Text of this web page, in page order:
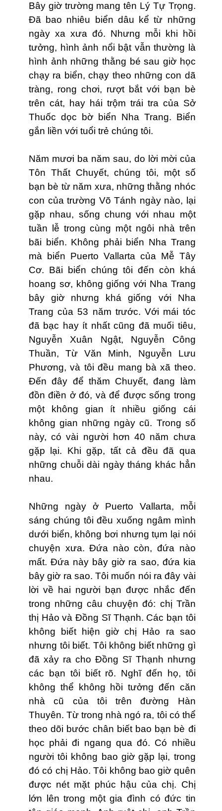
Bây giờ trường mang tên Lý Tự Trọng.
Ðã bao nhiêu biển dâu kể từ những
ngày xa xưa đó. Nhưng mỗi khi hồi
tưởng, hình ảnh nổi bật vẫn thường là
hình ảnh những thằng bé sau giờ học
chạy ra biển, chạy theo những con dã
tràng, rong chơi, rượt bắt với bạn bè
trên cát, hay hái trộm trái tra của Sở
Thuốc dọc bờ biển Nha Trang. Biển
gắn liền với tuổi trẻ chúng tôi.
Năm mươi ba năm sau, do lời mời của
Tôn Thất Chuyết, chúng tôi, một số
bạn bè từ năm xưa, những thằng nhóc
con của trường Võ Tánh ngày nào, lại
gặp nhau, sống chung với nhau một
tuần lễ trong cùng một ngôi nhà trên
bãi biển. Không phải biển Nha Trang
mà biển Puerto Vallarta của Mễ Tây
Cơ. Bãi biển chúng tôi đến còn khá
hoang sơ, không giống với Nha Trang
bây giờ nhưng khá giống với Nha
Trang của 53 năm trước. Với mái tóc
đã bạc hay ít nhất cũng đã muối tiêu,
Nguyễn Xuân Ngật, Nguyễn Công
Thuần, Từ Văn Minh, Nguyễn Lưu
Phương, và tôi đều mang bà xã theo.
Đến đây để thăm Chuyết, đang làm
đồn điền ở đó, và để được sống trong
một không gian ít nhiều giống cái
không gian những ngày cũ. Trong số
này, có vài người hơn 40 năm chưa
gặp lại. Khi gặp, tất cả đều đã qua
những chuỗi dài ngày tháng khác hẳn
nhau.
Những ngày ở Puerto Vallarta, mỗi
sáng chúng tôi đều xuống ngâm mình
dưới biển, không bơi nhưng tụm lại nói
chuyện xưa. Đứa nào còn, đứa nào
mất. Đứa này bây giờ ra sao, đứa kia
bây giờ ra sao. Tôi muốn nói ra đây vài
lời về hai người bạn được nhắc đến
trong những câu chuyện đó: chị Trần
thị Hảo và Đồng Sĩ Thạnh. Các bạn tôi
không biết hiện giờ chị Hảo ra sao
nhưng tôi biết. Tôi không biết những gì
đã xảy ra cho Đồng Sĩ Thạnh nhưng
các bạn tôi biết rõ. Nghĩ đến họ, tôi
không thể không hồi tưởng đến căn
nhà cũ của tôi trên đường Hàn
Thuyên. Từ trong nhà ngó ra, tôi có thể
theo dõi bước chân biết bao bạn bè đi
học phải đi ngang qua đó. Có nhiều
người tôi không bao giờ gặp lại, trong
đó có chị Hảo. Tôi không bao giờ quên
được nét mặt phúc hậu của chị. Chị
lớn lên trong một gia đình có đức tin